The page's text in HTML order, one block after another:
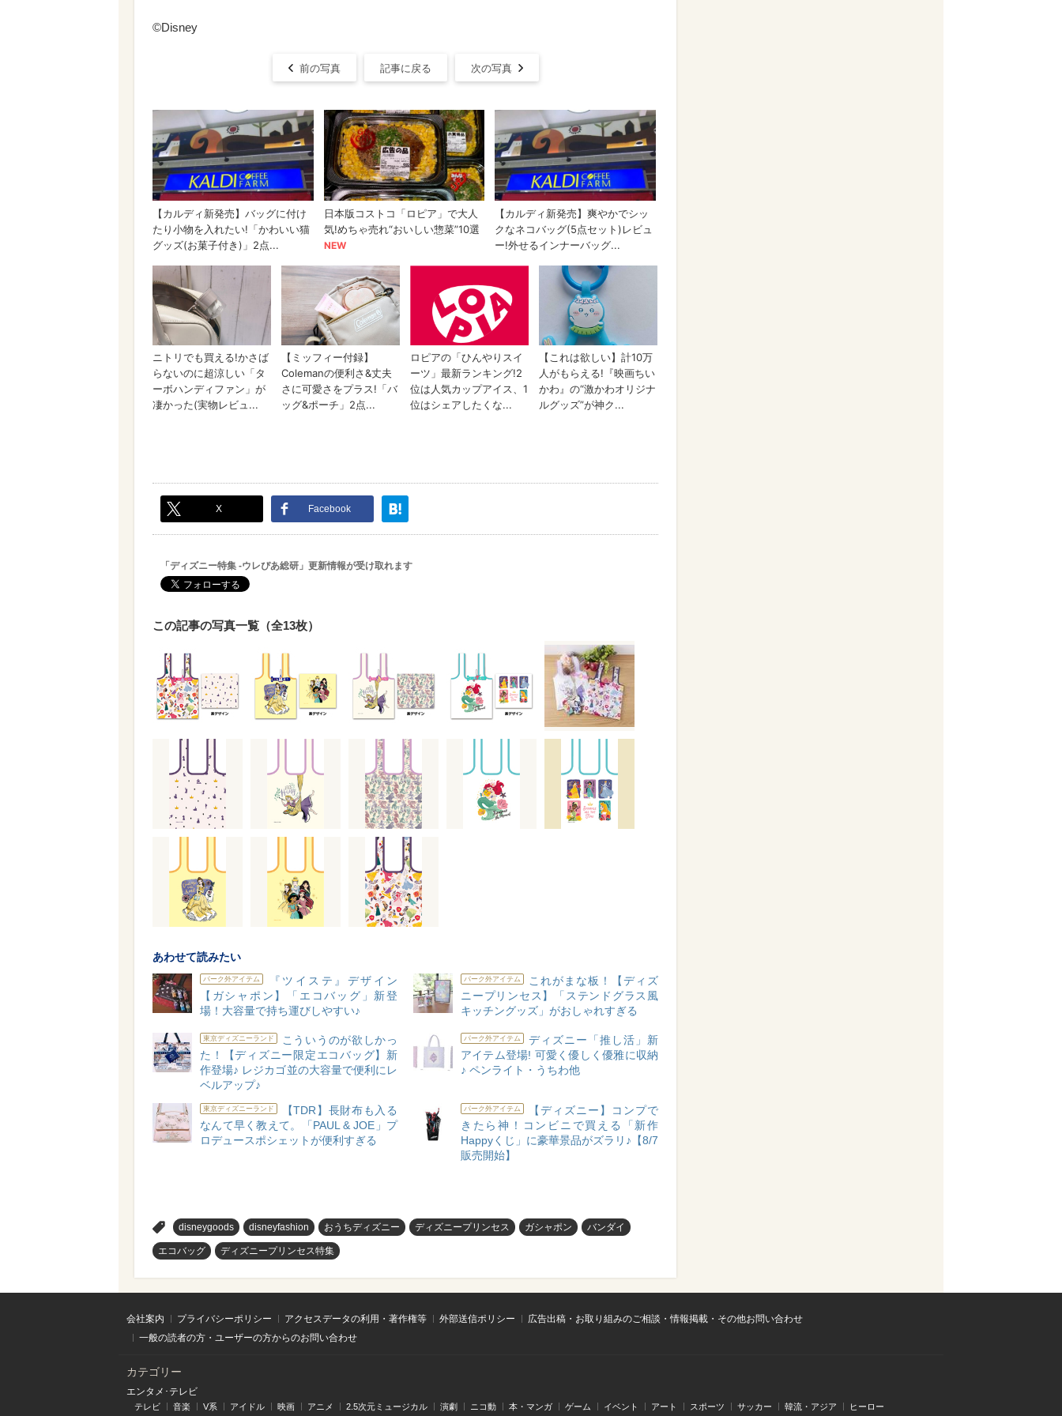
©Disney
前の写真 記事に戻る 次の写真
X Facebook
「ディズニー特集 -ウレぴあ総研」更新情報が受け取れます
この記事の写真一覧（全13枚）
あわせて読みたい
パーク外アイテム
『ツイステ』デザイン
【ガシャポン】「エコバッグ」新登
場！大容量で持ち運びしやすい♪
パーク外アイテム
これがまな板！【ディズ
ニープリンセス】「ステンドグラス風
キッチングッズ」がおしゃれすぎる
東京ディズニーランド
こういうのが欲しかっ
た！【ディズニー限定エコバッグ】新
作登場♪ レジカゴ並の大容量で便利にレ
ベルアップ♪
パーク外アイテム
ディズニー「推し活」新
アイテム登場! 可愛く優しく優雅に収納
♪ ペンライト・うちわ他
東京ディズニーランド
【TDR】長財布も入る
なんて早く教えて。「PAUL & JOE」プ
ロデュースポシェットが便利すぎる
パーク外アイテム
【ディズニー】コンプで
きたら神！コンビニで買える「新作
Happyくじ」に豪華景品がズラリ♪【8/7
販売開始】
disneygoods disneyfashion おうちディズニー ディズニープリンセス ガシャポン バンダイ
エコバッグ ディズニープリンセス特集
会社案内 プライバシーポリシー アクセスデータの利用・著作権等 外部送信ポリシー
広告出稿・お取り組みのご相談・情報掲載・その他お問い合わせ
一般の読者の方・ユーザーの方からのお問い合わせ
カテゴリー
エンタメ･テレビ
テレビ 音楽 V系 アイドル 映画 アニメ 2.5次元ミュージカル 演劇 ニコ動 本・マンガ ゲーム イベント アート スポーツ サッカー 韓流・アジア ヒーロー